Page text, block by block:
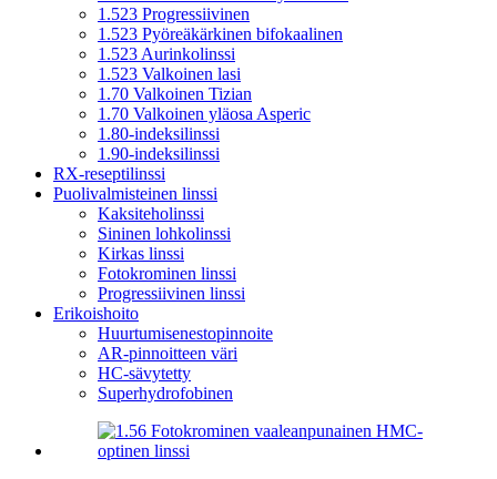
1.523 Progressiivinen
1.523 Pyöreäkärkinen bifokaalinen
1.523 Aurinkolinssi
1.523 Valkoinen lasi
1.70 Valkoinen Tizian
1.70 Valkoinen yläosa Asperic
1.80-indeksilinssi
1.90-indeksilinssi
RX-reseptilinssi
Puolivalmisteinen linssi
Kaksiteholinssi
Sininen lohkolinssi
Kirkas linssi
Fotokrominen linssi
Progressiivinen linssi
Erikoishoito
Huurtumisenestopinnoite
AR-pinnoitteen väri
HC-sävytetty
Superhydrofobinen